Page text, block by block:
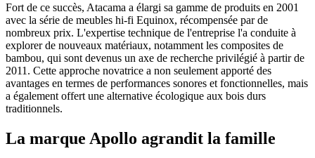
Fort de ce succès, Atacama a élargi sa gamme de produits en 2001
avec la série de meubles hi-fi Equinox, récompensée par de
nombreux prix. L'expertise technique de l'entreprise l'a conduite à
explorer de nouveaux matériaux, notamment les composites de
bambou, qui sont devenus un axe de recherche privilégié à partir de
2011. Cette approche novatrice a non seulement apporté des
avantages en termes de performances sonores et fonctionnelles, mais
a également offert une alternative écologique aux bois durs
traditionnels.
La marque Apollo agrandit la famille